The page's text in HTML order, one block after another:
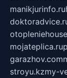
manikjurinfo.ru
mojateplica.ru
garazhov.com
stroyu.kzmy-